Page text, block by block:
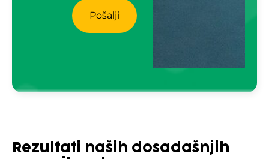
Rezultati naših dosadašnjih